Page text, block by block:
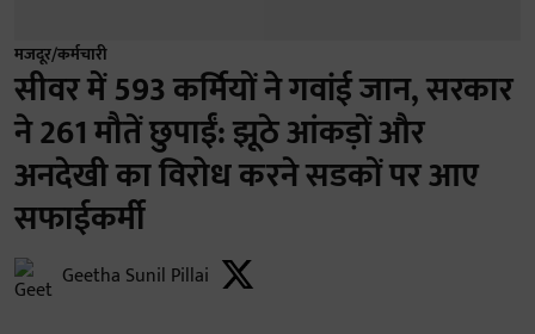
मजदूर/कर्मचारी
सीवर में 593 कर्मियों ने गवांई जान, सरकार
ने 261 मौतें छुपाईं: झूठे आंकड़ों और
अनदेखी का विरोध करने सडकों पर आए
सफाईकर्मी
Geetha Sunil Pillai